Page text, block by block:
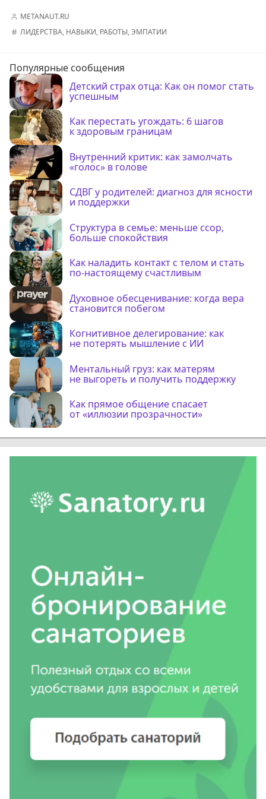
METANAUT.RU
ЛИДЕРСТВА, НАВЫКИ, РАБОТЫ,ЭМПАТИИ
Популярные сообщения
Детский страх отца: Как он помог стать
успешным
Как перестать угождать: 6 шагов
к здоровым границам
Внутренний критик: как замолчать
«голос» в голове
СДВГ у родителей: диагноз для ясности
и поддержки
Структура в семье: меньше ссор,
больше спокойствия
Как наладить контакт с телом и стать
по-настоящему счастливым
Духовное обесценивание: когда вера
становится побегом
Когнитивное делегирование: как
не потерять мышление с ИИ
Ментальный груз: как матерям
не выгореть и получить поддержку
Как прямое общение спасает
от «иллюзии прозрачности»